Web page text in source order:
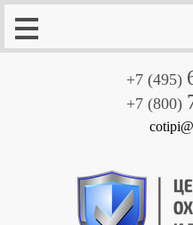
+7 (495)
+7 (800)